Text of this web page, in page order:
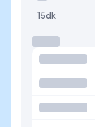
15dk